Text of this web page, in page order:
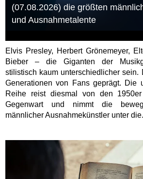
(07.08.2026) die größten
und Ausnahmetalente
Elvis Presley, Herbert Grönemeyer,
Bieber – die Giganten der
stilistisch kaum unterschiedlicher sein.
Generationen von Fans geprägt. Die
Reihe reist diesmal von den
Gegenwart und nimmt die
männlicher Ausnahmekünstler unter